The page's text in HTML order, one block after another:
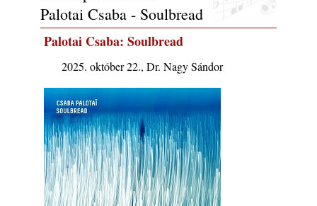
Magyar Jazz ABC – 541. rész: Juhász
Márton
Jazz-rock albumok 1983-ból - John Scofield
„Out like a Light”
2026. augusztus 05.
Jazz-rock albumok 1982-ből - John Scofield
„Shinola”
2026. augusztus 04.
Kikkel beszéltem 2.0 – 5. rész: D
2026. augusztus 04.
Palotai Csaba - Soulbread
Palotai Csaba: Soulbread
2025. október 22., Dr. Nagy Sándor